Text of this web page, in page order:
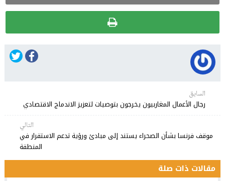
السابق
رجال الأعمال المغاربيون يخرجون بتوصيات لتعزيز الاندماج الاقتصادي
التالي
موقف فرنسا بشأن الصحراء يستند إلى مبادئ ورؤية تدعم الاستقرار في
المنطقة
مقالات ذات صلة